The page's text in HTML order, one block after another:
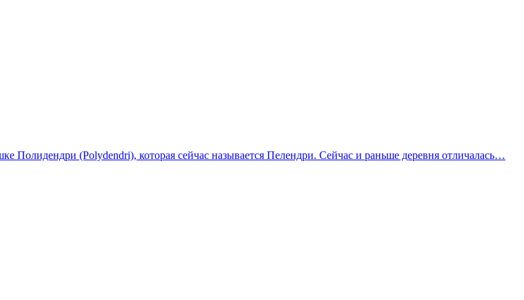
Полидендри (Polydendri), которая сейчас называется Пелендри. Сейчас и раньше деревня отличалась…